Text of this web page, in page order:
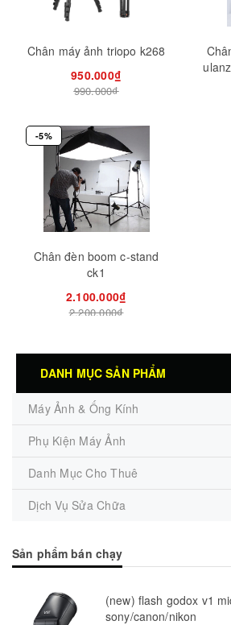
Chân máy ảnh triopo k268
950.000₫
990.000₫
-5%
Chân đèn boom c-stand
ck1
2.100.000₫
2.200.000₫
DANH MỤC SẢN PHẨM
Máy Ảnh & Ống Kính
Phụ Kiện Máy Ảnh
Danh Mục Cho Thuê
Dịch Vụ Sửa Chữa
Sản phẩm bán chạy
(new) flash godox v1
sony/canon/nikon